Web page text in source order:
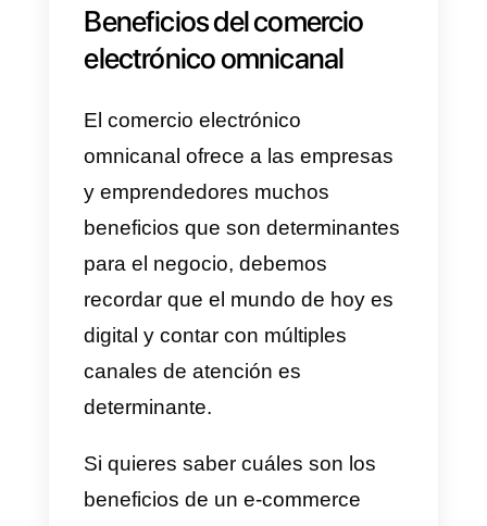
continua. La omnicanalidad en
los negocios se refiere a como
una empresa puede vender y
comunicarse con sus clientes a
través de múltiples canales y de
la misma manera en cada uno de
ellos.
El día de hoy compartiremos
contigo una,
múltiples canales a tu e-
commercey algunos tips para